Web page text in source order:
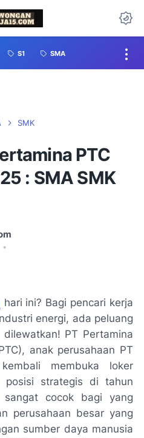
S1 SMA
SMK
PTC
: SMA SMK
•
hari ini? Bagi pencari kerja
energi, ada peluang
PT Pertamina
anak perusahaan PT
membuka loker
posisi strategis di tahun
sangat cocok bagi yang
perusahaan besar yang
sumber daya manusia